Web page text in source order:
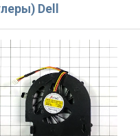
Dell